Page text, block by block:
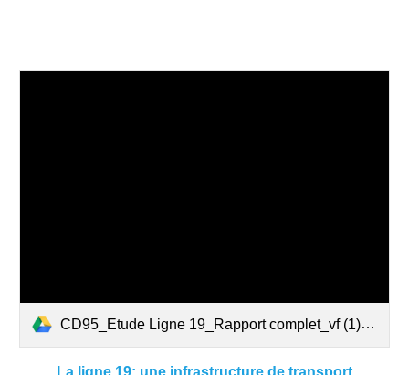
CD95_Etude Ligne 19_Rapport complet_vf (1).pdf
La ligne 19: une infrastructure de transport